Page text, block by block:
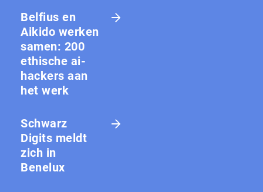
Belfius en
Aikido werken
samen: 200
ethische ai-
hackers aan
het werk
Schwarz
Digits meldt
zich in
Benelux